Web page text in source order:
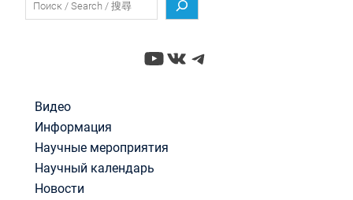
YouTube
ВКонтакте
Telegram
Видео
Информация
Научные мероприятия
Научный календарь
Новости